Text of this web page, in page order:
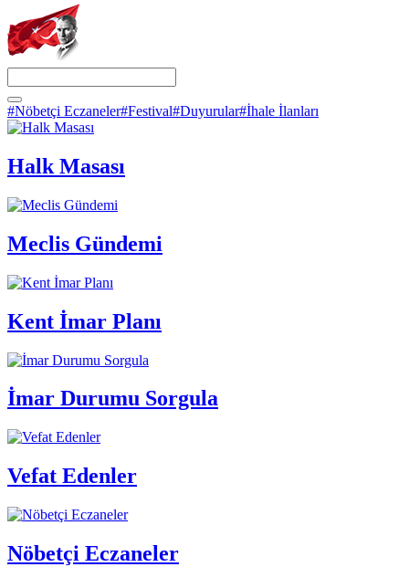
#Nöbetçi Eczaneler#Festival#Duyurular#İhale İlanları
Halk Masası
Meclis Gündemi
Kent İmar Planı
İmar Durumu Sorgula
Vefat Edenler
Nöbetçi Eczaneler